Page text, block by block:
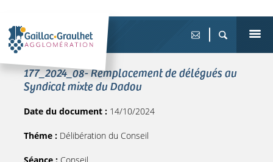
177_2024_08- Remplacement de délégués au
Syndicat mixte du Dadou
Date du document : 14/10/2024
Théme : Délibération du Conseil